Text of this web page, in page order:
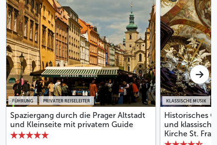
FÜHRUNG PRIVATER REISELEITER
Spaziergang durch die Prager Altstadt
und Kleinseite mit privatem Guide
KLASSISCHE MUSIK
Historisches
und
Kirche St.